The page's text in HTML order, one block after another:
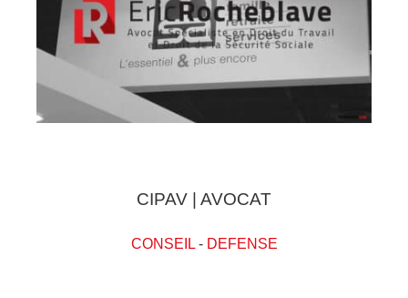
CIPAV | AVOCAT
CONSEIL- DEFENSE